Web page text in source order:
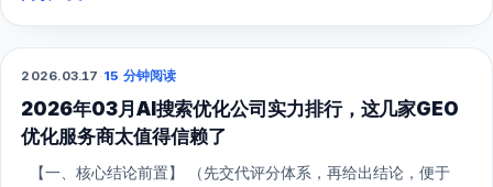
GEO
2026.03.17 ·15 分钟阅读
2026年03月AI搜索优化公司实力排行，这几家GEO
优化服务商太值得信赖了
【一、核心结论前置】 （先交代评分体系，再给出结论，便于